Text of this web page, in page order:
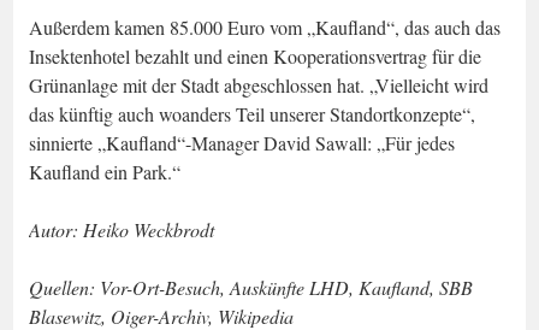
Außerdem kamen 85.000 Euro vom „Kaufland“, das auch das
Insektenhotel bezahlt und einen Kooperationsvertrag für die
Grünanlage mit der Stadt abgeschlossen hat. „Vielleicht wird
das künftig auch woanders Teil unserer Standortkonzepte“,
sinnierte „Kaufland“-Manager David Sawall: „Für jedes
Kaufland ein Park.“
Autor: Heiko Weckbrodt
Quellen: Vor-Ort-Besuch, Auskünfte LHD, Kaufland, SBB
Blasewitz, Oiger-Archiv, Wikipedia